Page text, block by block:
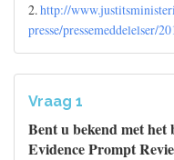
2.http://
presse/pressemeddelelser/
Vraag 1
Bent u bekend met
Evidence Prompt